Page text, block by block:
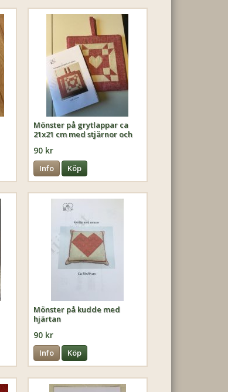
Mönster på grytlappar ca
21x21 cm med stjärnor och
90 kr
Info Köp
Mönster på kudde med
hjärtan
90 kr
Info Köp